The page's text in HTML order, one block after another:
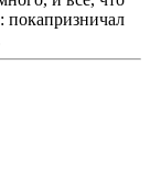
покапризничал